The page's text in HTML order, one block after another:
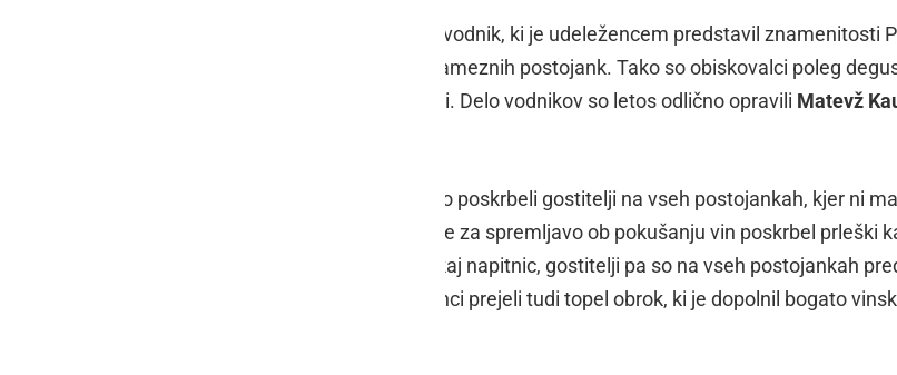
Na vsakem avtobusu je bil prisoten vodnik, ki je udeležencem predstavil znamenitosti
zgodovino krajev in posebnosti posameznih postojank. Tako so obiskovalci poleg
številne zanimive informacije o regiji. Delo vodnikov so letos odlično opravili Matevž
Za dobro voljo in prijetno druženje so poskrbeli gostitelji na vseh postojankah, kjer ni
prleškega gostoljubja. Med drugim je za spremljavo ob pokušanju vin poskrbel prleški
je recitiral nekaj napitnic, gostitelji pa so na vseh postojankah
vina. V okviru programa so udeleženci prejeli tudi topel obrok, ki je dopolnil bogato